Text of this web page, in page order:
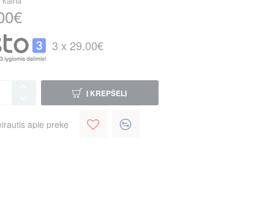
3 x 29.00€
Į KREPŠELĮ
apie prekę